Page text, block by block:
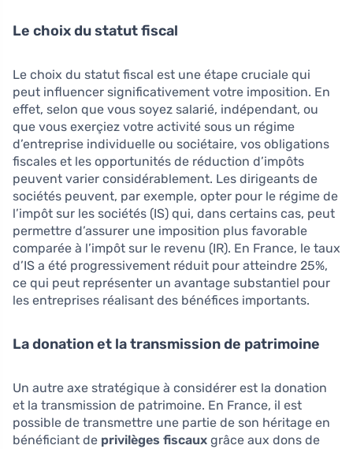
Le choix du statut fiscal
Le choix du statut fiscal est une étape cruciale qui
peut influencer significativement votre imposition. En
effet, selon que vous soyez salarié, indépendant, ou
que vous exerçiez votre activité sous un régime
d’entreprise individuelle ou sociétaire, vos obligations
fiscales et les opportunités de réduction d’impôts
peuvent varier considérablement. Les dirigeants de
sociétés peuvent, par exemple, opter pour le régime de
l’impôt sur les sociétés (IS) qui, dans certains cas, peut
permettre d’assurer une imposition plus favorable
comparée à l’impôt sur le revenu (IR). En France, le taux
d’IS a été progressivement réduit pour atteindre 25%,
ce qui peut représenter un avantage substantiel pour
les entreprises réalisant des bénéfices importants.
La donation et la transmission de patrimoine
Un autre axe stratégique à considérer est la donation
et la transmission de patrimoine. En France, il est
possible de transmettre une partie de son héritage en
bénéficiant de privilèges fiscaux grâce aux dons de